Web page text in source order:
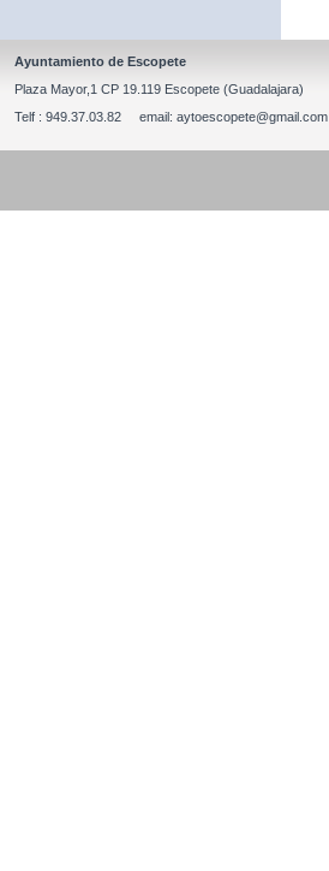
Ayuntamiento de Escopete
Plaza Mayor,1 CP 19.119 Escopete (Guadalajara)
Telf : 949.37.03.82 email: aytoescopete@gmail.com